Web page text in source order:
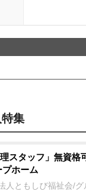
集
理スタッフ」無資格
ホーム
人ともしび福祉会/グ